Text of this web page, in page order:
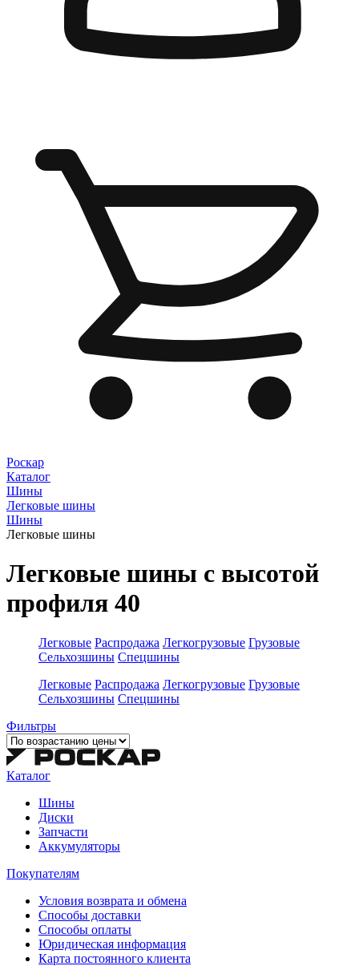
Роскар
Каталог
Шины
Легковые шины
Шины
Легковые шины
Легковые шины с высотой
профиля 40
Легковые Распродажа Легкогрузовые Грузовые
Сельхозшины Спецшины
Легковые Распродажа Легкогрузовые Грузовые
Сельхозшины Спецшины
Фильтры
Каталог
Шины
Диски
Запчасти
Аккумуляторы
Покупателям
Условия возврата и обмена
Способы доставки
Способы оплаты
Юридическая информация
Карта постоянного клиента